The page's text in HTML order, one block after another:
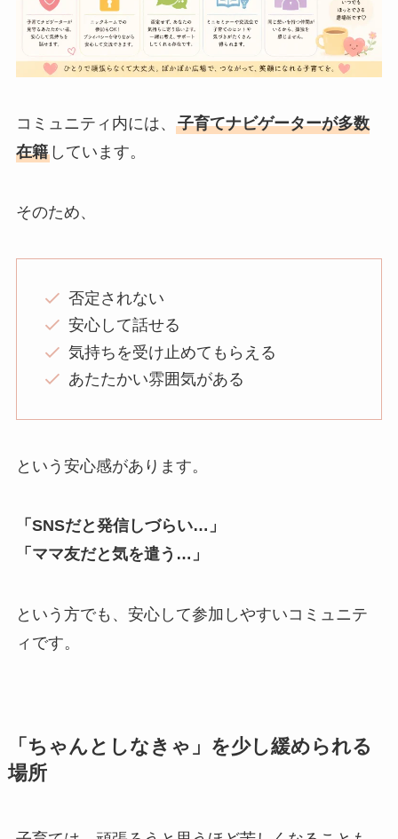
コミュニティ内には、 子育てナビゲーターが多数
在籍しています。
そのため、
否定されない
安心して話せる
気持ちを受け止めてもらえる
あたたかい雰囲気がある
という安心感があります。
「SNSだと発信しづらい…」
「ママ友だと気を遣う…」
という方でも、安心して参加しやすいコミュニテ
ィです。
「ちゃんとしなきゃ」を少し緩められる
場所